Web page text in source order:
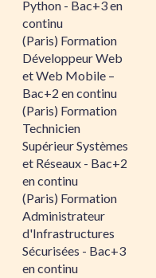
Python - Bac+3 en
continu
(Paris) Formation
Développeur Web
et Web Mobile –
Bac+2 en continu
(Paris) Formation
Technicien
Supérieur Systèmes
et Réseaux - Bac+2
en continu
(Paris) Formation
Administrateur
d'Infrastructures
Sécurisées - Bac+3
en continu